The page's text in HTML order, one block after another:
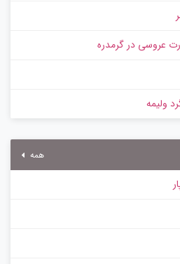
عروسی در گرمدره
ولیمه
همه